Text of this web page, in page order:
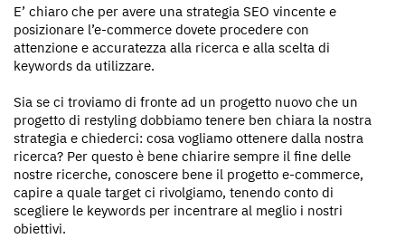
E’ chiaro che per avere una strategia SEO vincente e
posizionare l’e-commerce dovete procedere con
attenzione e accuratezza alla ricerca e alla scelta di
keywords da utilizzare.
Sia se ci troviamo di fronte ad un progetto nuovo che un
progetto di restyling dobbiamo tenere ben chiara la nostra
strategia e chiederci: cosa vogliamo ottenere dalla nostra
ricerca? Per questo è bene chiarire sempre il fine delle
nostre ricerche, conoscere bene il progetto e-commerce,
capire a quale target ci rivolgiamo, tenendo conto di
scegliere le keywords per incentrare al meglio i nostri
obiettivi.